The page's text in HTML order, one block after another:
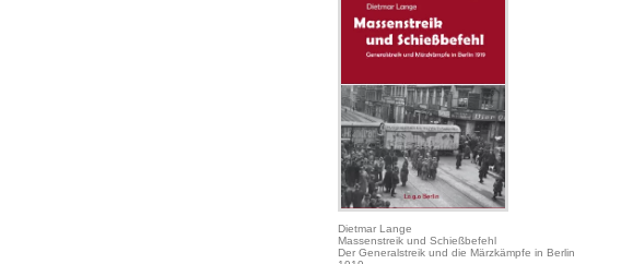
Dietmar Lange
Massenstreik und Schießbefehl
Der Generalstreik und die Märzkämpfe in Berlin